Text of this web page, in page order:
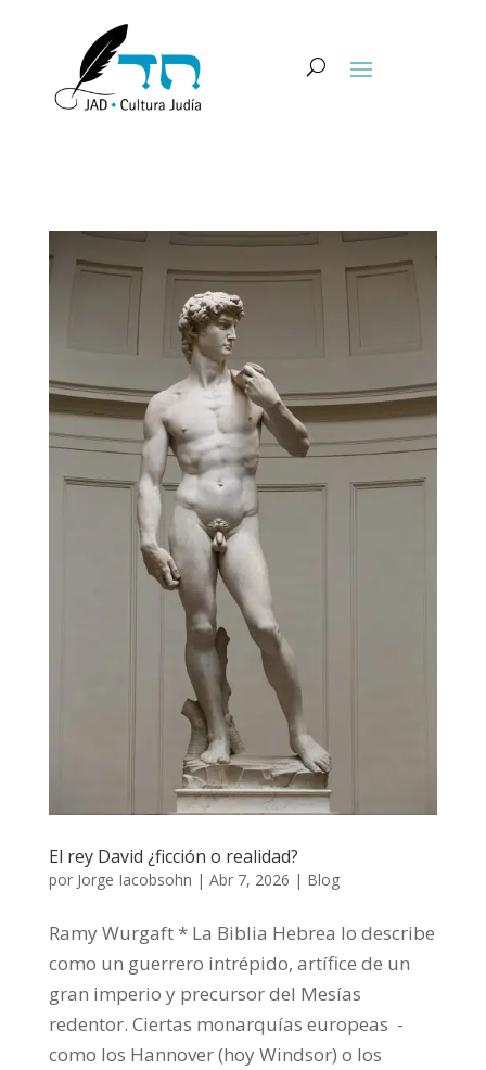
El rey David ¿ficción o realidad?
por Jorge Iacobsohn | Abr 7, 2026 | Blog
Ramy Wurgaft * La Biblia Hebrea lo describe
como un guerrero intrépido, artífice de un
gran imperio y precursor del Mesías
redentor. Ciertas monarquías europeas -
como los Hannover (hoy Windsor) o los